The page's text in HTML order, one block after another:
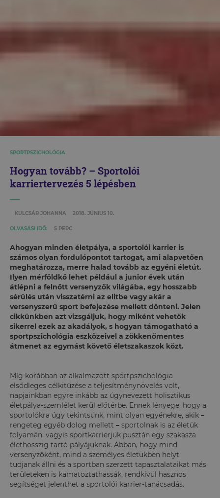
SPORTPSZICHOLÓGIA
Hogyan tovább? – Sportolói
karriertervezés 5 lépésben
KULCSÁR JOHANNA 2018. JÚNIUS 10.
OLVASÁSI IDŐ: 5 PERC
Ahogyan minden életpálya, a sportolói karrier is
számos olyan fordulópontot tartogat, ami alapvetően
meghatározza, merre halad tovább az egyéni életút.
Ilyen mérföldkő lehet például a junior évek után
átlépni a felnőtt versenyzők világába, egy hosszabb
sérülés után visszatérni az elitbe vagy akár a
versenyszerű sport befejezése mellett dönteni. Jelen
cikkünkben azt vizsgáljuk, hogy miként vehetők
sikerrel ezek az akadályok, s hogyan támogatható a
sportpszichológia eszközeivel a zökkenőmentes
átmenet az egymást követő életszakaszok közt.
Míg korábban az alkalmazott sportpszichológia
elsődleges célkitűzése a teljesítménynövelés volt,
napjainkban egyre inkább az úgynevezett holisztikus
életpálya-szemlélet kerül előtérbe. Ennek lényege, hogy a
sportolókra úgy tekintsünk, mint olyan egyénekre, akik –
rengeteg egyéb dolog mellett – sportolnak is az életük
folyamán, vagyis sportkarrierjük pusztán egy szakasza
élethosszig tartó pályájuknak. Abban, hogy mind
versenyzőként, mind a személyes életükben helyt
tudjanak állni és a sportban szerzett tapasztalataikat más
területeken is kamatoztathassák, rendkívül hasznos
segítséget jelenthet a sportolói karrier-tanácsadás.